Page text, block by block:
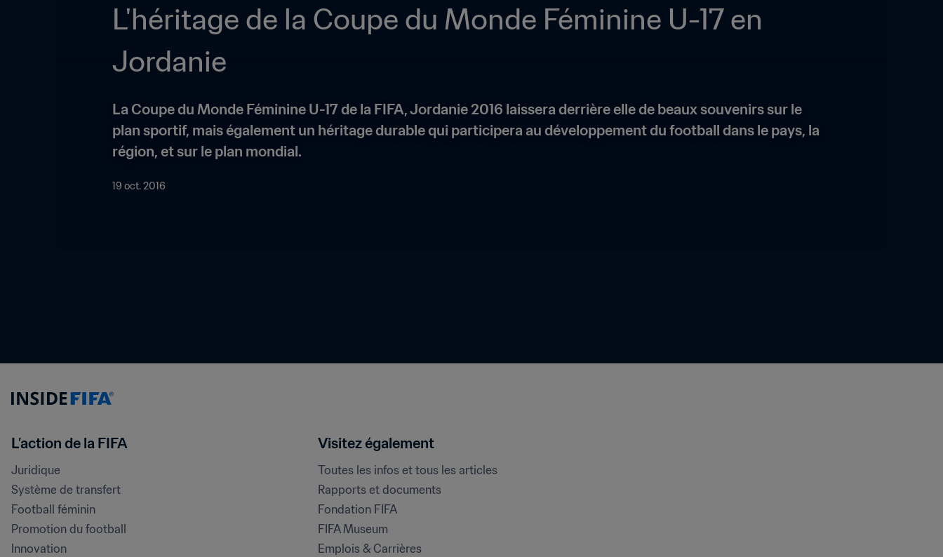
L'héritage de la Coupe du Monde Féminine U-17 en
Jordanie
La Coupe du Monde Féminine U-17 de la FIFA, Jordanie 2016 laissera derrière elle de beaux souvenirs sur le
plan sportif, mais également un héritage durable qui participera au développement du football dans le pays, la
région, et sur le plan mondial.
19 oct. 2016
L’action de la FIFA
Juridique
Système de transfert
Football féminin
Promotion du football
Innovation
Visitez également
Toutes les infos et tous les articles
Rapports et documents
Fondation FIFA
FIFA Museum
Emplois & Carrières